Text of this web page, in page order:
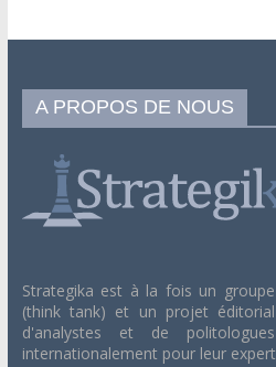
A PROPOS DE NOUS
Strategika est à la fois un
(think tank) et un projet
d'analystes et de
internationalement pour leur